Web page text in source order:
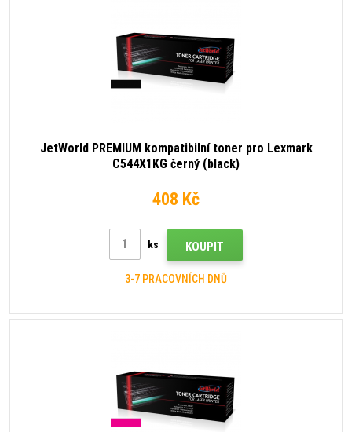
JetWorld PREMIUM kompatibilní toner pro Lexmark
C544X1KG černý (black)
408 Kč
ks KOUPIT
3-7 PRACOVNÍCH DNŮ